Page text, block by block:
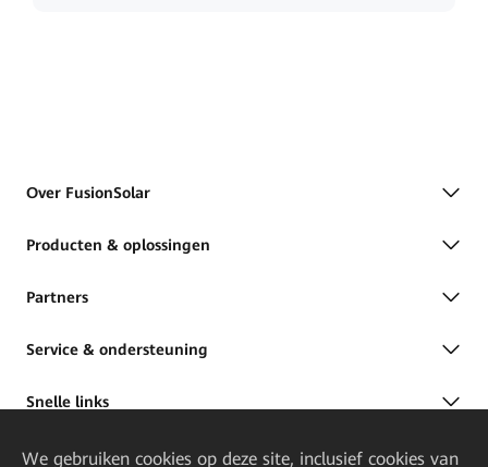
Over FusionSolar
Producten & oplossingen
Partners
Service & ondersteuning
Snelle links
We gebruiken cookies op deze site, inclusief cookies van